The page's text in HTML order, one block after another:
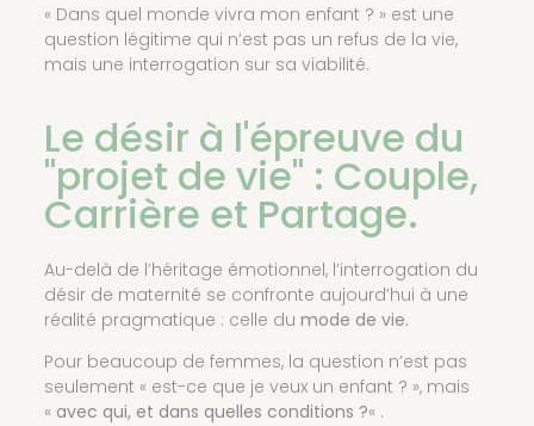
« Dans quel monde vivra mon enfant ? » est une
question légitime qui n’est pas un refus de la vie,
mais une interrogation sur sa viabilité.
Le désir à l'épreuve du
"projet de vie" : Couple,
Carrière et Partage.
Au-delà de l’héritage émotionnel, l’interrogation du
désir de maternité se confronte aujourd’hui à une
réalité pragmatique : celle du mode de vie.
Pour beaucoup de femmes, la question n’est pas
seulement « est-ce que je veux un enfant ? », mais
« avec qui, et dans quelles conditions ?« .